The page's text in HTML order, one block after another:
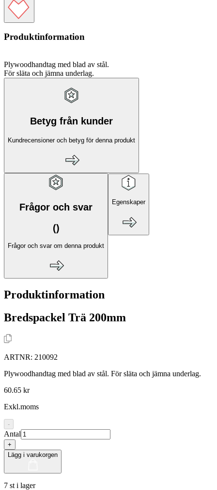
Produktinformation
Plywoodhandtag med blad av stål.
För släta och jämna underlag.
Betyg från kunder
Kundrecensioner och betyg för denna produkt
Frågor och svar
()
Frågor och svar om denna produkt
Egenskaper
Produktinformation
Bredspackel Trä 200mm
ARTNR: 210092
Plywoodhandtag med blad av stål. För släta och jämna underlag.
60.65 kr
Exkl.moms
-
Antal
+
Lägg i varukorgen
7 st i lager